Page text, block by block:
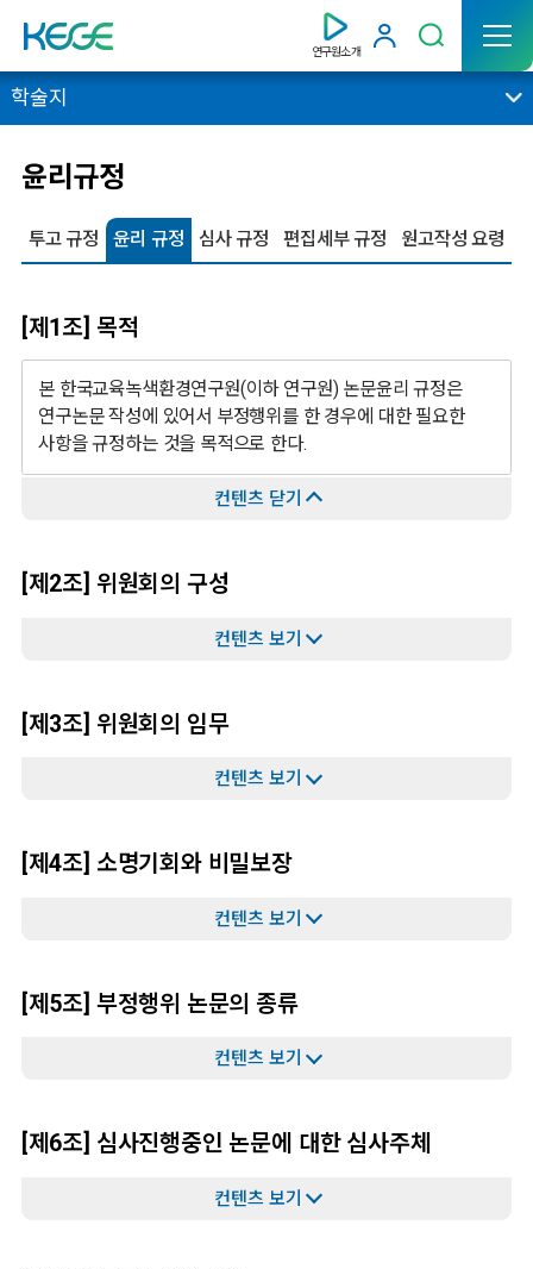
연구원소개
학술지
윤리규정
투고 규정 윤리 규정 심사 규정 편집세부 규정 원고작성 요령
[제1조] 목적
본 한국교육녹색환경연구원(이하 연구원) 논문윤리 규정은
연구논문 작성에 있어서 부정행위를 한 경우에 대한 필요한
사항을 규정하는 것을 목적으로 한다.
[제2조] 위원회의 구성
[제3조] 위원회의 임무
[제4조] 소명기회와 비밀보장
[제5조] 부정행위 논문의 종류
[제6조] 심사진행중인 논문에 대한 심사주체